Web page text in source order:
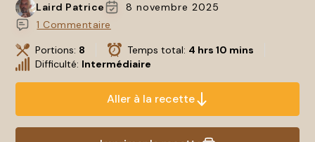
Laird Patrice
8 novembre 2025
1 Commentaire
Portions: 8 Temps total: 4 hrs 10 mins
Difficulté: Intermédiaire
Aller à la recette